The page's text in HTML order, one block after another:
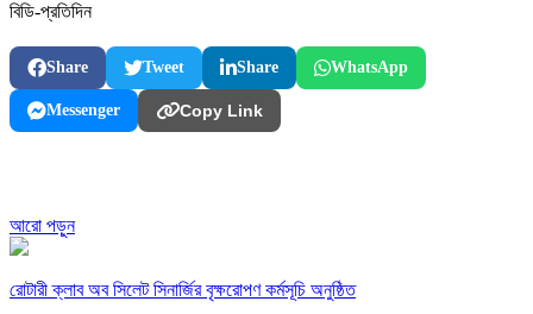
বিডি-প্রতিদিন
Share Tweet Share WhatsApp
Messenger Copy Link
আরো পড়ুন
রোটারী ক্লাব অব সিলেট সিনার্জির বৃক্ষরোপণ কর্মসূচি অনুষ্ঠিত